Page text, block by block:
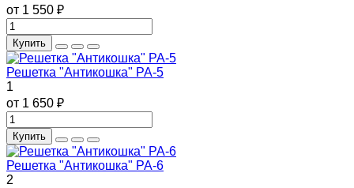
от 1 550 ₽
Купить
Решетка "Антикошка" РА-5
1
от 1 650 ₽
Купить
Решетка "Антикошка" РА-6
2